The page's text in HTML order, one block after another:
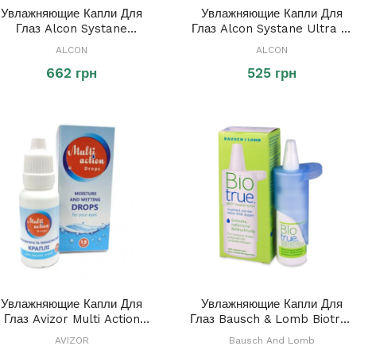
Увлажняющие Капли Для
Глаз Alcon Systane
ALCON
662 грн
Увлажняющие Капли Для
Глаз Alcon Systane Ultra 10
ALCON
525 грн
Увлажняющие Капли Для
Глаз Avizor Multi Action
AVIZOR
Увлажняющие Капли Для
Глаз Bausch & Lomb Biotrue
Drops 10 Ml
Bausch And Lomb